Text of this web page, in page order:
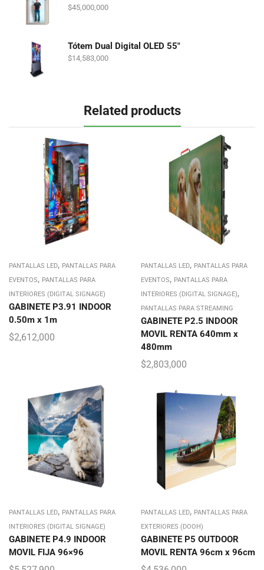
$45,000,000
Tótem Dual Digital OLED 55"
$14,583,000
Related products
PANTALLAS LED, PANTALLAS PARA
EVENTOS, PANTALLAS PARA
INTERIORES (DIGITAL SIGNAGE)
GABINETE P3.91 INDOOR
0.50m x 1m
$2,612,000
PANTALLAS LED, PANTALLAS PARA
EVENTOS, PANTALLAS PARA
INTERIORES (DIGITAL SIGNAGE),
PANTALLAS PARA STREAMING
GABINETE P2.5 INDOOR
MOVIL RENTA 640mm x
480mm
$2,803,000
PANTALLAS LED, PANTALLAS PARA
INTERIORES (DIGITAL SIGNAGE)
GABINETE P4.9 INDOOR
MOVIL FIJA 96×96
PANTALLAS LED, PANTALLAS PARA
EXTERIORES (DOOH)
GABINETE P5 OUTDOOR
MOVIL RENTA 96cm x 96cm